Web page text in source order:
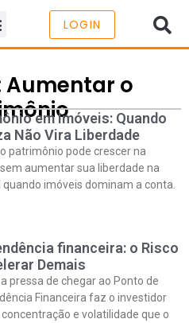
LOGIN
Aumentar o
em Imóveis: Quando
Não Vira Liberdade
patrimônio pode crescer na
aumentar sua liberdade na
quando imóveis dominam a conta.
financeira: o Risco
Demais
pressa de chegar ao Ponto de
Financeira faz o investidor
e volatilidade que o